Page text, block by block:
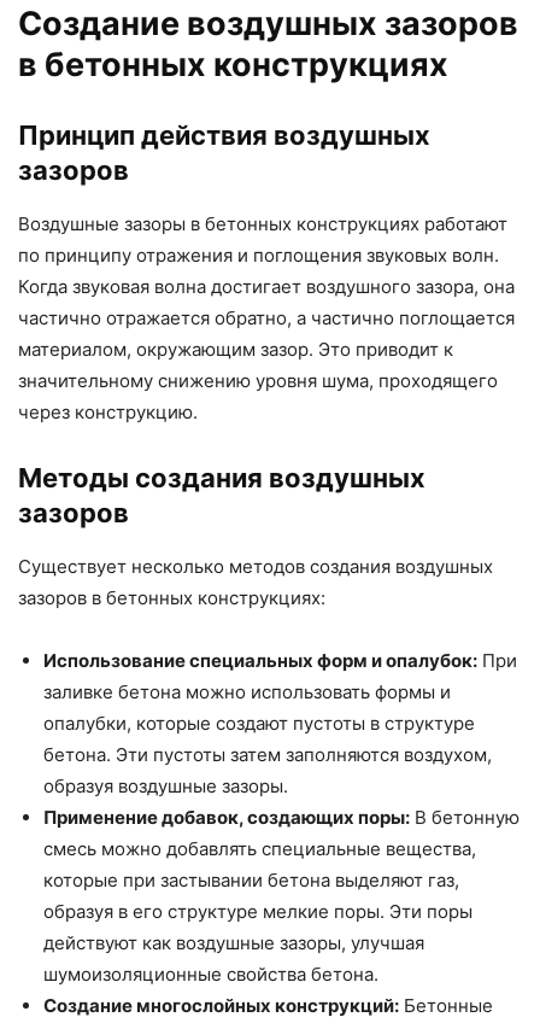
Создание воздушных зазоров
в бетонных конструкциях
Принцип действия воздушных
зазоров
Воздушные зазоры в бетонных конструкциях работают
по принципу отражения и поглощения звуковых волн.
Когда звуковая волна достигает воздушного зазора, она
частично отражается обратно, а частично поглощается
материалом, окружающим зазор. Это приводит к
значительному снижению уровня шума, проходящего
через конструкцию.
Методы создания воздушных
зазоров
Существует несколько методов создания воздушных
зазоров в бетонных конструкциях:
Использование специальных форм и опалубок: При
заливке бетона можно использовать формы и
опалубки, которые создают пустоты в структуре
бетона. Эти пустоты затем заполняются воздухом,
образуя воздушные зазоры.
Применение добавок, создающих поры: В бетонную
смесь можно добавлять специальные вещества,
которые при застывании бетона выделяют газ,
образуя в его структуре мелкие поры. Эти поры
действуют как воздушные зазоры, улучшая
шумоизоляционные свойства бетона.
Создание многослойных конструкций: Бетонные